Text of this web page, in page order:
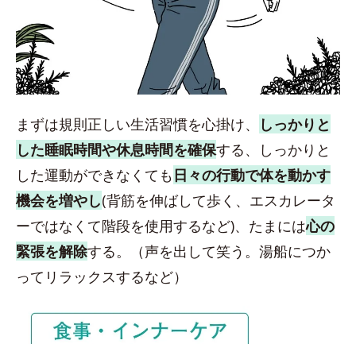
まずは規則正しい生活習慣を心掛け、
しっかりと
した睡眠時間や休息時間を確保する、しっかりと
した運動ができなくても 日々の行動で体を動かす
機会を増やし(背筋を伸ばして歩く、エスカレータ
ーではなくて階段を使用するなど)、たまには心の
緊張を解除する。（声を出して笑う。湯船につか
ってリラックスするなど）